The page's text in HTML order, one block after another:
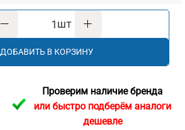
шт
ДОБАВИТЬ В КОРЗИНУ
Проверим наличие бренда
или быстро подберём аналоги
дешевле